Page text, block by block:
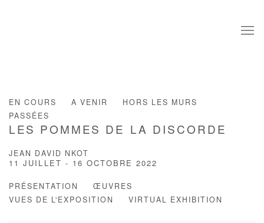
EN COURS A VENIR
HORS LES MURS
PASSÉES
LES POMMES DE LA DISCORDE
JEAN DAVID NKOT
11 JUILLET - 16 OCTOBRE 2022
PRÉSENTATION
ŒUVRES
VUES DE L'EXPOSITION
VIRTUAL EXHIBITION